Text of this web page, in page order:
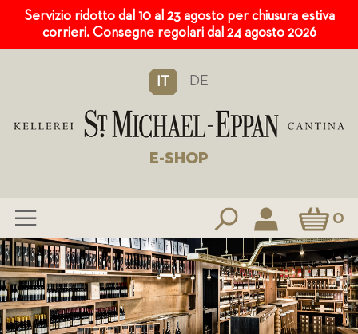
Servizio ridotto dal 10 al 23 agosto per chiusura estiva
corrieri. Consegne regolari dal 24 agosto 2026
IT DE
E-SHOP
Carrello0
Salta
al
contenuto